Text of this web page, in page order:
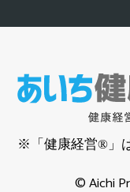
※「健康経営®」
© Aichi